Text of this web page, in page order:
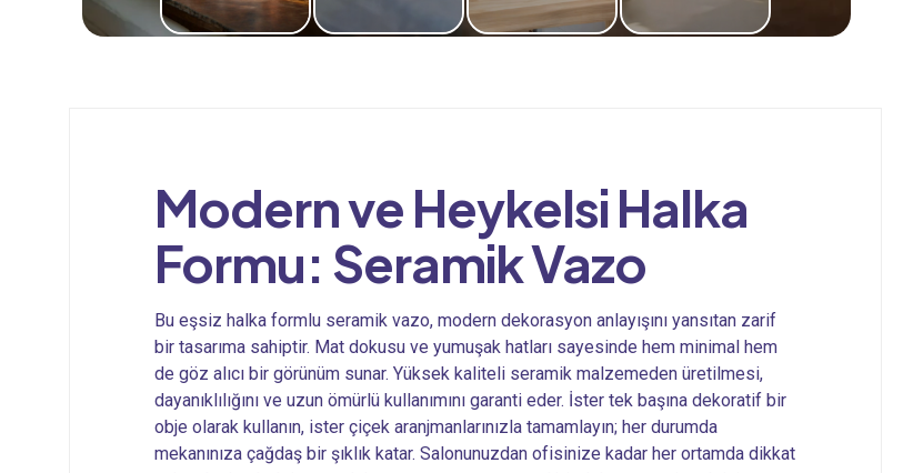
Modern ve Heykelsi Halka
Formu: Seramik Vazo
Bu eşsiz halka formlu seramik vazo, modern dekorasyon anlayışını yansıtan zarif
bir tasarıma sahiptir. Mat dokusu ve yumuşak hatları sayesinde hem minimal hem
de göz alıcı bir görünüm sunar. Yüksek kaliteli seramik malzemeden üretilmesi,
dayanıklılığını ve uzun ömürlü kullanımını garanti eder. İster tek başına dekoratif bir
obje olarak kullanın, ister çiçek aranjmanlarınızla tamamlayın; her durumda
mekanınıza çağdaş bir şıklık katar. Salonunuzdan ofisinize kadar her ortamda dikkat